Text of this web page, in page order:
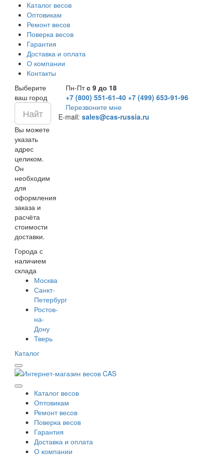
Каталог весов
Оптовикам
Ремонт весов
Поверка весов
Гарантия
Доставка и оплата
О компании
Контакты
Выберите
ваш город
Вы можете
указать
адрес
целиком.
Он
необходим
для
оформления
заказа и
расчёта
стоимости
доставки.
Города с
наличием
склада
Москва
Санкт-
Петербург
Ростов-
на-
Дону
Тверь
Пн-Птс 9 до 18
+7 (800) 551-61-40 +7 (499) 653-91-96
Перезвоните мне
E-mail: sales@cas-russia.ru
Каталог
Каталог весов
Оптовикам
Ремонт весов
Поверка весов
Гарантия
Доставка и оплата
О компании